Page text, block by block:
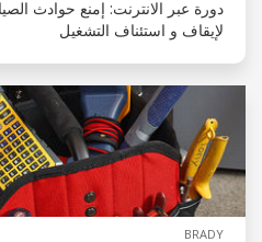
دورة عبر الانترنت: إمنع حوادث
لإيقاف و استئناف التشغيل
BRADY